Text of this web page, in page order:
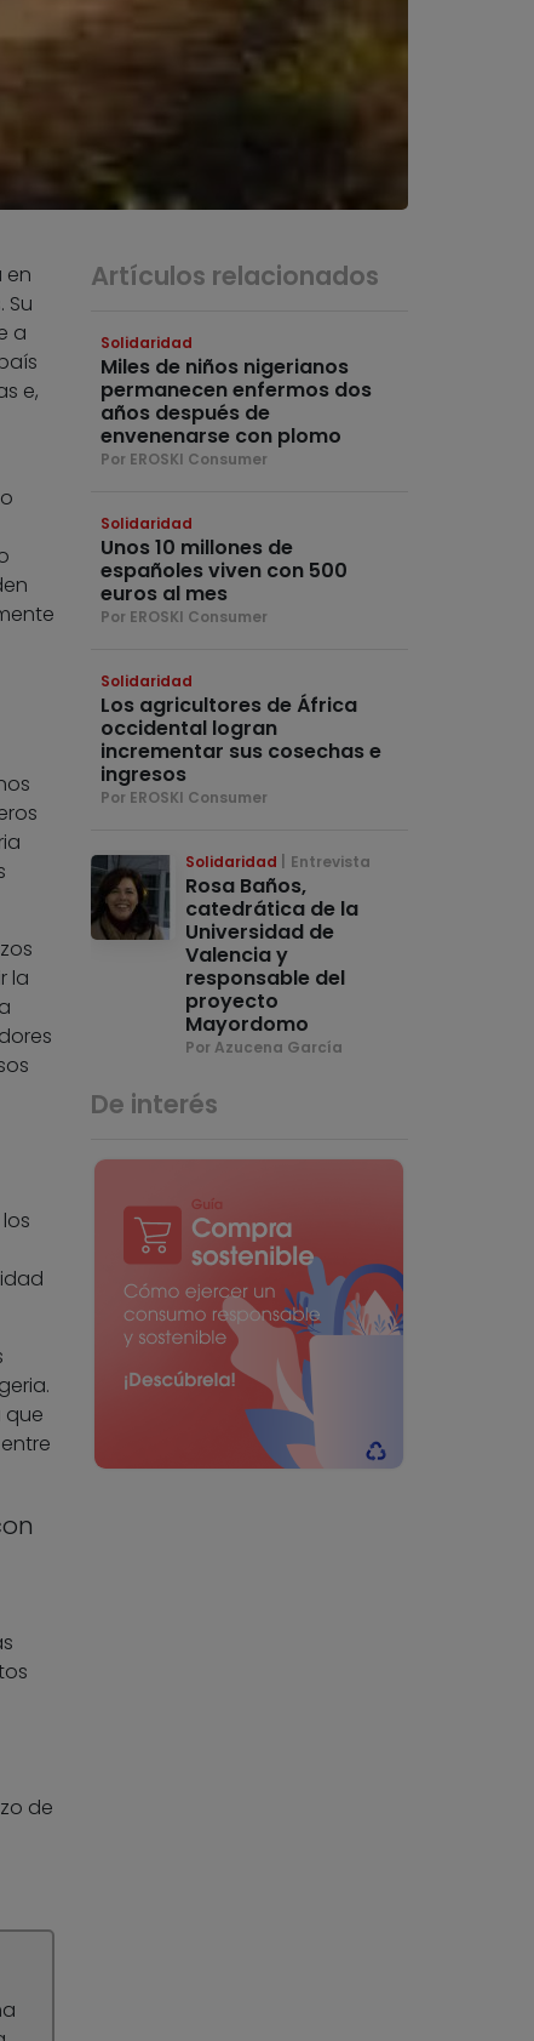
en
Su
a
e,
la
que
de
Artículos relacionados
Solidaridad
Miles de niños nigerianos
permanecen enfermos dos
años después de
envenenarse con plomo
Por EROSKI Consumer
Solidaridad
Unos 10 millones de
españoles viven con 500
euros al mes
Por EROSKI Consumer
Solidaridad
Los agricultores de África
occidental logran
incrementar sus cosechas e
ingresos
Por EROSKI Consumer
Solidaridad Entrevista
Rosa Baños,
catedrática de la
Universidad de
Valencia y
responsable del
proyecto
Mayordomo
Por Azucena García
De interés